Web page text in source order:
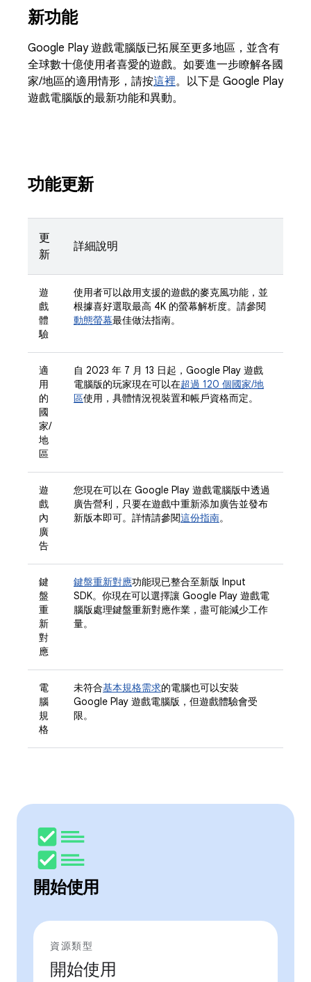
新功能
Google Play 遊戲電腦版已拓展至更多地區，並含有
全球數十億使用者喜愛的遊戲。如要進一步瞭解各國
家/地區的適用情形，請按這裡。以下是 Google Play
遊戲電腦版的最新功能和異動。
功能更新
更
新
詳細說明
遊
戲
體
驗
使用者可以啟用支援的遊戲的麥克風功能，並
根據喜好選取最高 4K 的螢幕解析度。請參閱
動態螢幕最佳做法指南。
適
用
的
國
家/
地
區
自 2023 年 7 月 13 日起，Google Play 遊戲
電腦版的玩家現在可以在超過 120 個國家/地
區使用，具體情況視裝置和帳戶資格而定。
遊
戲
內
廣
告
您現在可以在 Google Play 遊戲電腦版中透過
廣告營利，只要在遊戲中重新添加廣告並發布
新版本即可。詳情請參閱這份指南。
鍵
盤
重
新
對
應
鍵盤重新對應功能現已整合至新版 Input
SDK。你現在可以選擇讓 Google Play 遊戲電
腦版處理鍵盤重新對應作業，盡可能減少工作
量。
電
腦
規
格
未符合基本規格需求的電腦也可以安裝
Google Play 遊戲電腦版，但遊戲體驗會受
限。
開始使用
資源類型
開始使用